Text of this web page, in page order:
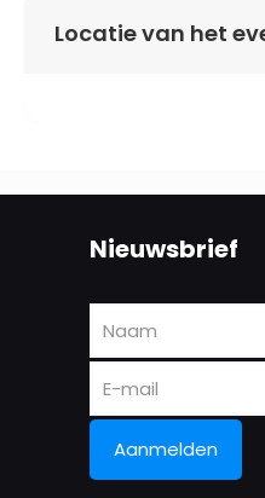
Locatie van het
Nieuwsbrief